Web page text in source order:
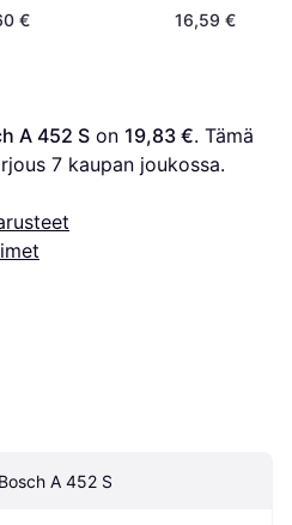
5 Limousine
€ 16,59 €
A 452 S on 19,83 €. Tämä
7 kaupan joukossa.
Bosch A 452 S